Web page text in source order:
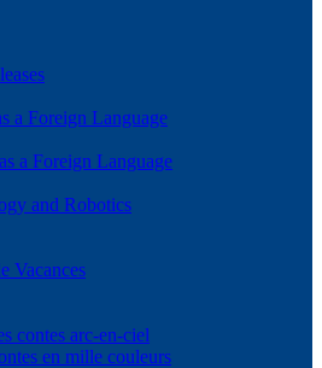
a Foreign Language
a Foreign Language
and Robotics
Vacances
contes arc-en-ciel
en mille couleurs